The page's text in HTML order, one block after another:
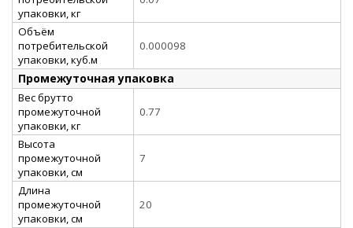
упаковки, кг
Объём
потребительской
упаковки, куб.м
0.000098
Промежуточная упаковка
Вес брутто
промежуточной
упаковки, кг
0.77
Высота
промежуточной
упаковки, см
7
Длина
промежуточной
упаковки, см
20